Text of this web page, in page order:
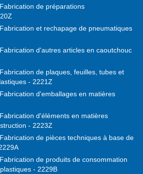
de préparations
et rechapage de pneumatiques
d'autres articles en caoutchouc
de plaques, feuilles, tubes et
- 2221Z
d'emballages en matières
d'éléments en matières
- 2223Z
de pièces techniques à base de
de produits de consommation
- 2229B